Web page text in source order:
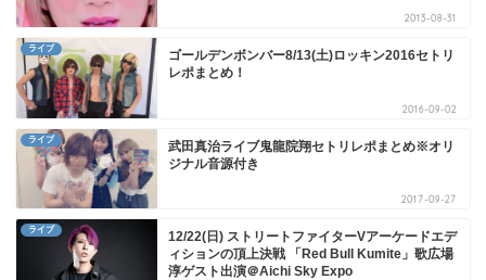
2013-08-31
ライブ
ゴールデンボンバー8/13(土)ロッキン2016セトリ
レポまとめ！
2016-09-02
ライブ
武田真治ライブ鬼龍院翔セトリレポまとめ※オリ
ジナル音源付き
2017-09-27
ライブ
12/22(日) ストリートファイターVアーケードエデ
ィションの頂上決戦 「Red Bull Kumite」歌広場
淳ゲスト出演＠Aichi Sky Expo